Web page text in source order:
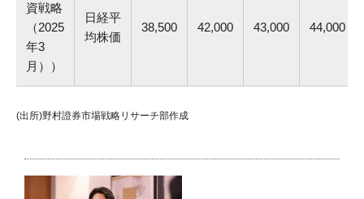
資戦略
（2025
年3
月））
日経平
均株価
38,500 42,000 43,000 44,000
(出所)野村證券市場戦略リサーチ部作成